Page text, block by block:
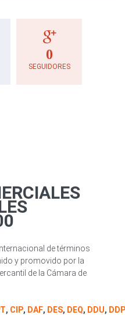
0
SEGUIDORES
de términos
y promovido por la
de la Cámara de
, CIP, DAF, DES, DEQ, DDU, DDP